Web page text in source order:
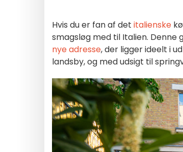
Hvis du er fan af det italienske
smagsløg med til Italien. Denne
nye adresse, der ligger ideelt i
landsby, og med udsigt til